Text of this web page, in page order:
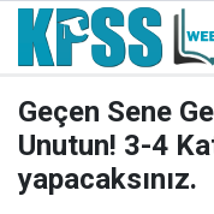
Geçen Sene
Unutun! 3-4
yapacaksınız.